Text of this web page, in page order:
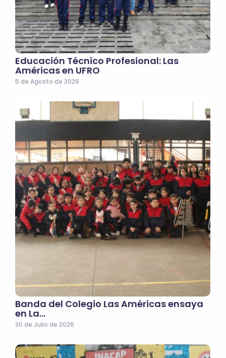
Educación Técnico Profesional: Las
Américas en UFRO
5 de Agosto de 2026
Banda del Colegio Las Américas ensaya
en La…
30 de Julio de 2026